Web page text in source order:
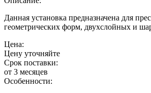
Данная установка предназначена для
геометрических форм, двухслойных и
Цена:
Цену уточняйте
Срок поставки:
от 3 месяцев
Особенности: